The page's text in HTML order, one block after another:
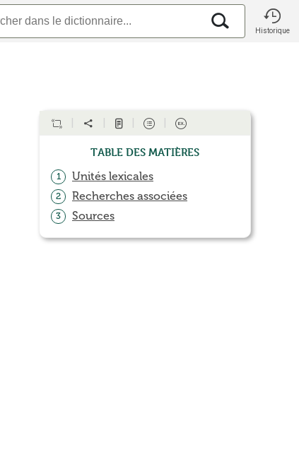
Historique
Table des matières
1 Unités lexicales
2 Recherches associées
3 Sources